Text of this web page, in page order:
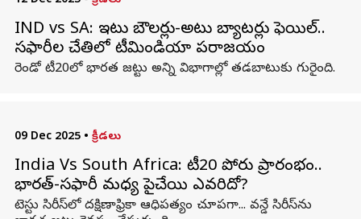
IND vs SA: ఇటు బౌలర్లు-అటు బ్యాటర్లు ఫెయిల్‌..
సఫారీల చేతిలో టీమిండియా పరాజయం
రెండో టీ20లో భారత జట్టు అన్ని విభాగాల్లో తడబాటుకు గురైంది.
09 Dec 2025 • క్రీడలు
India Vs South Africa: టీ20 పోరు ప్రారంభం..
భారత్-సఫారీ మధ్య పైచేయి ఎవరిదో?
టెస్టు సిరీస్‌లో దక్షిణాఫ్రికా ఆధిపత్యం చూపగా... వన్డే సిరీస్‌ను